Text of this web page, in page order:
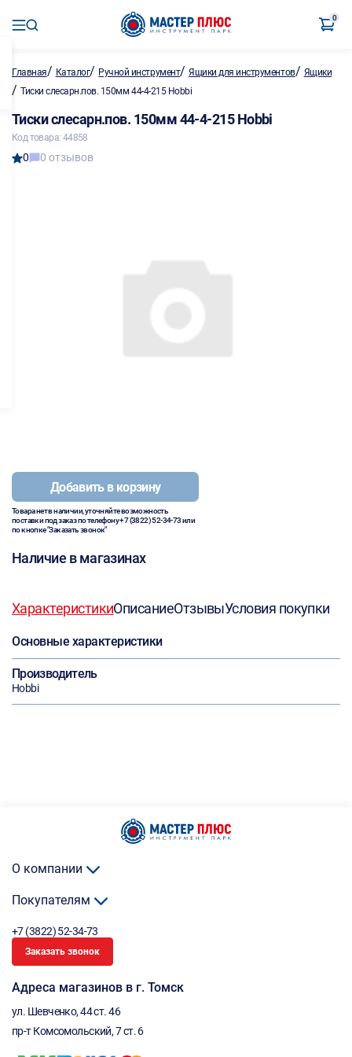
0
Главная/ Каталог/ Ручной инструмент/Ящики для инструментов/ Ящики
/ Тиски слесарн.пов. 150мм 44-4-215 Hobbi
Тиски слесарн.пов. 150мм 44-4-215 Hobbi
Код товара: 44858
0 0 отзывов
Добавить в корзину
Товара нет в наличии, уточняйте возможность
поставки под заказ по телефону+7 (3822) 52-34-73или
по кнопке "Заказать звонок"
Наличие в магазинах
ХарактеристикиОписаниеОтзывыУсловия покупки
Основные характеристики
Производитель
Hobbi
О компании
Покупателям
+7 (3822) 52-34-73
Заказать звонок
Адреса магазинов в г. Томск
ул. Шевченко, 44 ст. 46
пр-т Комсомольский, 7 ст. 6